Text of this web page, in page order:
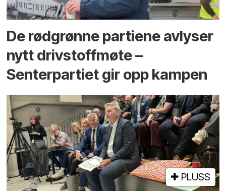
De rødgrønne partiene avlyser
nytt drivstoffmøte –
Senterpartiet gir opp kampen
PLUSS